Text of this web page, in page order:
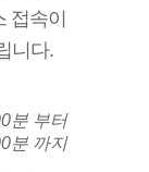
접속이
니다.
분 부터
분 까지